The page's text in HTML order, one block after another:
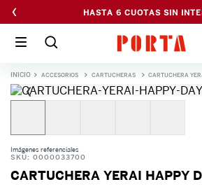
‹ HASTA 6 CUOTAS SIN
ACCESORIOS CARTUCHERAS CARTUCHERA
‹
Imágenes referenciales
SKU: 0000033700
CARTUCHERA YERAI HAPPY